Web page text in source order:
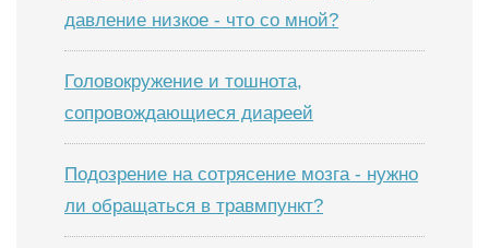
давление низкое - что со мной?
Головокружение и тошнота,
сопровождающиеся диареей
Подозрение на сотрясение мозга - нужно
ли обращаться в травмпункт?